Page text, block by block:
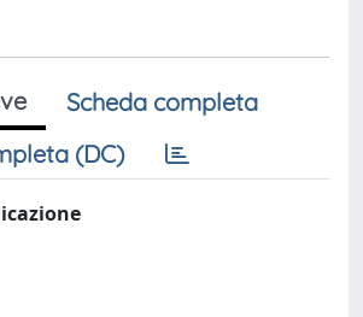
Scheda completa
(DC)